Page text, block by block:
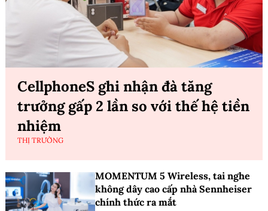
CellphoneS ghi nhận đà tăng
trưởng gấp 2 lần so với thế hệ tiền
nhiệm
THỊ TRƯỜNG
MOMENTUM 5 Wireless, tai nghe
không dây cao cấp nhà Sennheiser
chính thức ra mắt